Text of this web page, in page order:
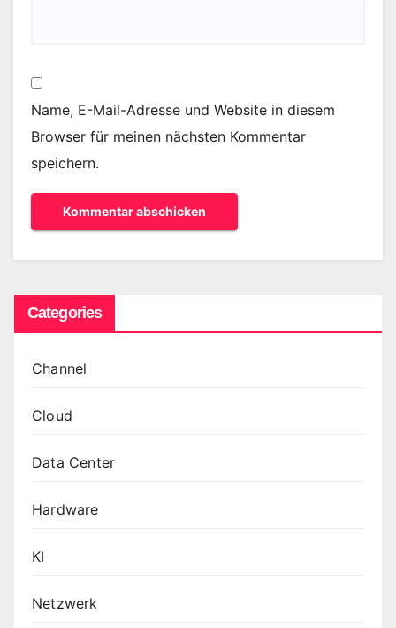
Name, E-Mail-Adresse und Website in diesem
Browser für meinen nächsten Kommentar
speichern.
Categories
Channel
Cloud
Data Center
Hardware
KI
Netzwerk